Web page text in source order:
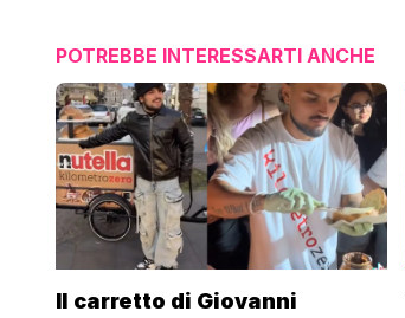
POTREBBE INTERESSARTI ANCHE
Il carretto di Giovanni